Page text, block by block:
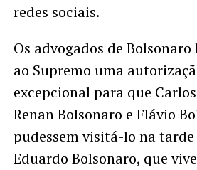
redes sociais.
Os advogados de
ao Supremo uma
excepcional para que
Renan Bolsonaro e Flávio
pudessem visitá-lo na
Eduardo Bolsonaro, que